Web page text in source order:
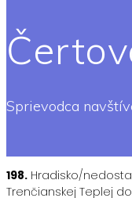
Sprievodca
198. Hradisko/
Trenčianskej Teplej